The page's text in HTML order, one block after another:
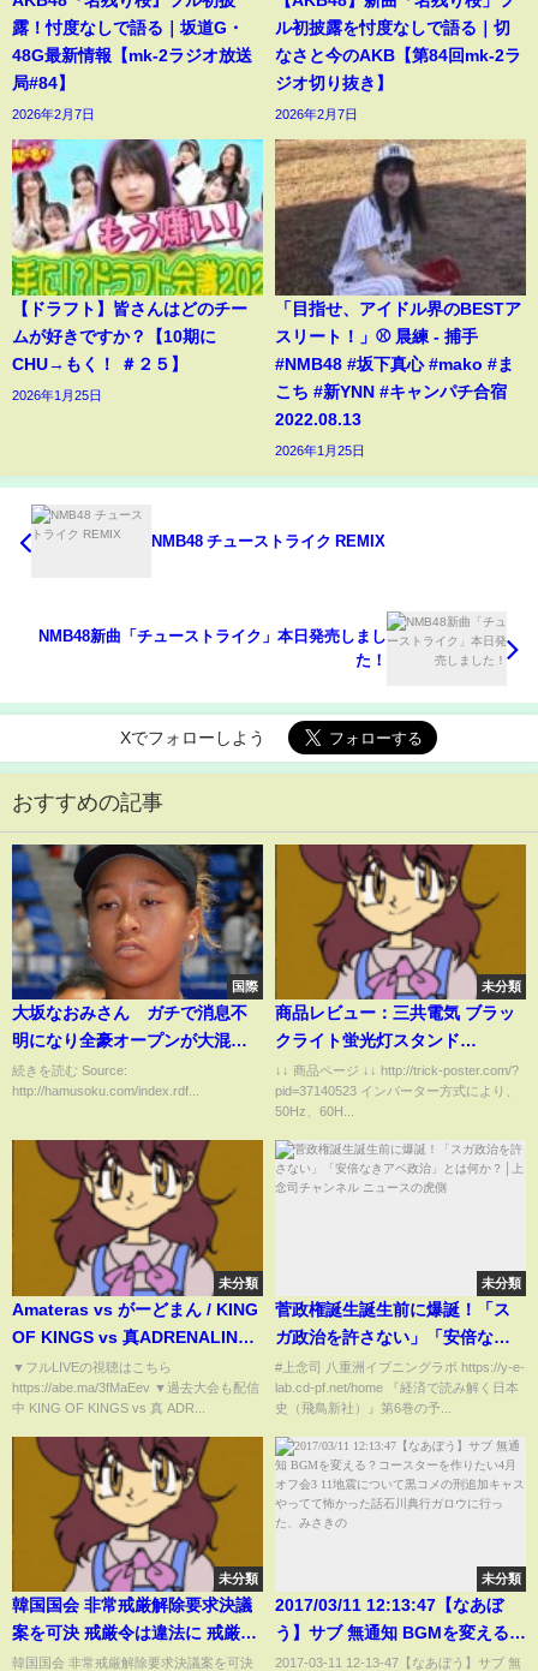
露！忖度なしで語る｜坂道G・
48G最新情報【mk-2ラジオ放送
局#84】
2026年2月7日
ル初披露を忖度なしで語る｜切
なさと今のAKB【第84回mk-2ラ
ジオ切り抜き】
2026年2月7日
【ドラフト】皆さんはどのチー
ムが好きですか？【10期に
CHU→もく！ ＃２５】
2026年1月25日
「目指せ、アイドル界のBESTア
スリート！」⚾️ 晨練 - 捕手
#NMB48 #坂下真心 #mako #ま
こち #新YNN #キャンパチ合宿
2022.08.13
2026年1月25日
NMB48 チューストライク REMIX
NMB48新曲「チューストライク」本日発売しまし
た！
Xでフォローしよう
おすすめの記事
国際
大坂なおみさん ガチで消息不
明になり全豪オープンが大混乱
中
続きを読む Source:
http://hamusoku.com/index.rdf...
未分類
商品レビュー：三共電気 ブラッ
クライト蛍光灯スタンド
（27W） ES-27BLB
↓↓ 商品ページ ↓↓ http://trick-poster.com/?
pid=37140523 インバーター方式により、
50Hz、60H...
未分類
Amateras vs がーどまん / KING
OF KINGS vs 真ADRENALINE
#4
▼フルLIVEの視聴はこちら
https://abe.ma/3fMaEev ▼過去大会も配信
中 KING OF KINGS vs 真 ADR...
未分類
菅政権誕生誕生前に爆誕！「ス
ガ政治を許さない」「安倍なき
アベ政治」とは何か？│上念司チ
ャンネル ニュースの虎側
#上念司 八重洲イブニングラボ https://y-e-
lab.cd-pf.net/home 『経済で読み解く日本
史（飛鳥新社）』第6巻の予...
未分類
韓国国会 非常戒厳解除要求決議
案を可決 戒厳令は違法に 戒厳解
除可決で戒厳令解除
韓国国会 非常戒厳解除要求決議案を可決
未分類
2017/03/11 12:13:47【なあぼ
う】サブ 無通知 BGMを変える？
コースターを作りたい4月オフ会
2017-03-11 12-13-47【なあぼう】サブ 無